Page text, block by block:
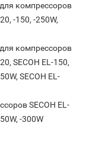
компрессоров
-150, -250W,
компрессоров
SECOH EL-150,
SECOH EL-
SECOH EL-
-300W